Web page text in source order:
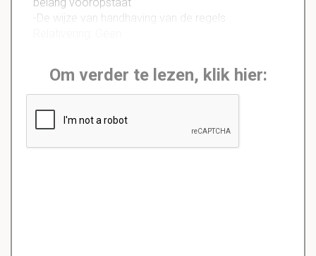
belang vooropstaat
-De wijze van handhaving van de regels
Om verder te lezen, klik hier: